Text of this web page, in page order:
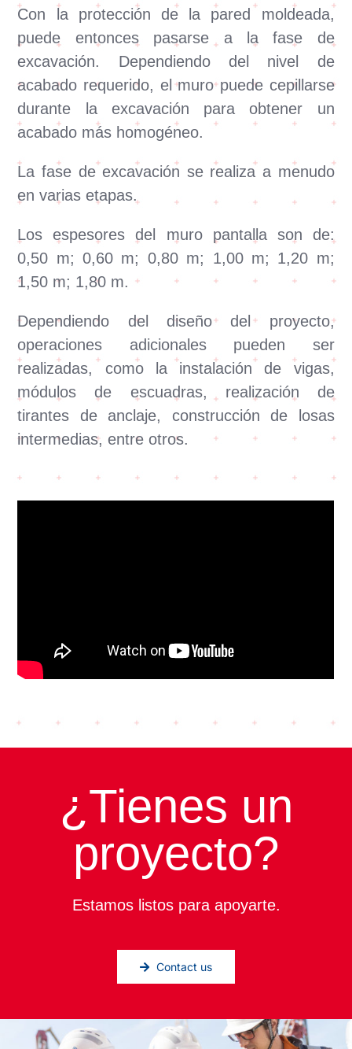
Con la protección de la pared moldeada,
puede entonces pasarse a la fase de
excavación. Dependiendo del nivel de
acabado requerido, el muro puede cepillarse
durante la excavación para obtener un
acabado más homogéneo.
La fase de excavación se realiza a menudo
en varias etapas.
Los espesores del muro pantalla son de:
0,50 m; 0,60 m; 0,80 m; 1,00 m; 1,20 m;
1,50 m; 1,80 m.
Dependiendo del diseño del proyecto,
operaciones adicionales pueden ser
realizadas, como la instalación de vigas,
módulos de escuadras, realización de
tirantes de anclaje, construcción de losas
intermedias, entre otros.
¿Tienes un
proyecto?
Estamos listos para apoyarte.
Contact us